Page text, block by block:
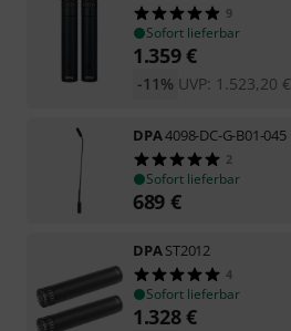
9
Sofort lieferbar
1.359€
UVP: 1.523,20 €
-11%
DPA4098-DC-G-B01-045
2
Sofort lieferbar
689 €
DPAST2012
4
Sofort lieferbar
1.328€